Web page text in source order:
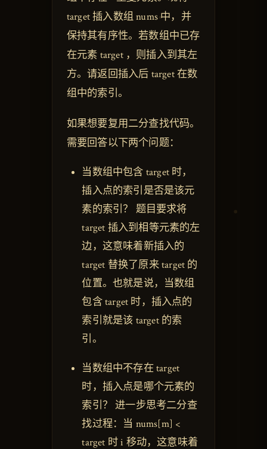
target 插入数组 nums 中，并
保持其有序性。若数组中已存
在元素 target ，则插入到其左
方。请返回插入后 target 在数
组中的索引。
如果想要复用二分查找代码。
需要回答以下两个问题：
当数组中包含 target 时，
插入点的索引是否是该元
素的索引？ 题目要求将
target 插入到相等元素的左
边，这意味着新插入的
target 替换了原来 target 的
位置。也就是说，当数组
包含 target 时，插入点的
索引就是该 target 的索
引。
当数组中不存在 target
时，插入点是哪个元素的
索引？ 进一步思考二分查
找过程：当 nums[m] <
target 时 i 移动，这意味着